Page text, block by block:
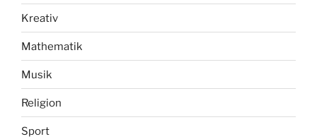
Kreativ
Mathematik
Musik
Religion
Sport